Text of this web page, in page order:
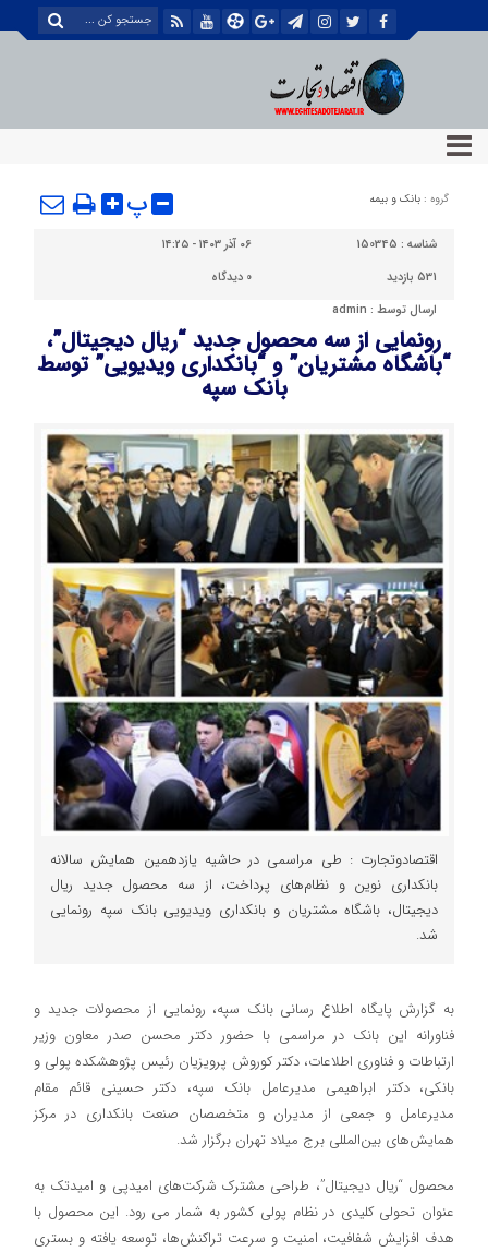
گروه : بانک و بیمه پ
شناسه : 150345
۰۶ آذر ۱۴۰۳ - ۱۴:۲۵
531 بازدید
0 دیدگاه
ارسال توسط : admin
رونمایی از سه محصول جدید “ریال دیجیتال”،
“باشگاه مشتریان” و “بانکداری ویدیویی” توسط
بانک سپه
اقتصادوتجارت : طی مراسمی در حاشیه یازدهمین همایش سالانه
بانکداری نوین و نظام‌های پرداخت، از سه محصول جدید ریال
دیجیتال، باشگاه مشتریان و بانکداری ویدیویی بانک سپه رونمایی
شد.
به گزارش پایگاه اطلاع رسانی بانک سپه، رونمایی از محصولات جدید و
فناورانه این بانک در مراسمی با حضور دکتر محسن صدر معاون وزیر
ارتباطات و فناوری اطلاعات، دکتر کوروش پرویزیان رئیس پژوهشکده پولی و
بانکی، دکتر ابراهیمی مدیرعامل بانک سپه، دکتر حسینی قائم مقام
مدیرعامل و جمعی از مدیران و متخصصان صنعت بانکداری در مرکز
همایش‌های بین‌المللی برج میلاد تهران برگزار شد.
محصول “ریال دیجیتال”، طراحی مشترک شرکت‌های امیدپی و امیدتک به
عنوان تحولی کلیدی در نظام پولی کشور به شمار می رود. این محصول با
هدف افزایش شفافیت، امنیت و سرعت تراکنش‌ها، توسعه یافته و بستری